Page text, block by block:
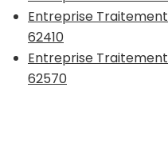
Entreprise Traitement
62410
Entreprise Traitement
62570